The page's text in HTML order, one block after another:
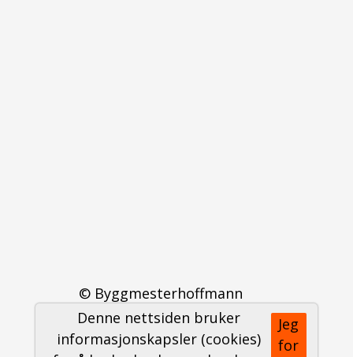
© Byggmesterhoffmann
Denne nettsiden bruker
informasjonskapsler (cookies)
Jeg
for
Personvernerklæring